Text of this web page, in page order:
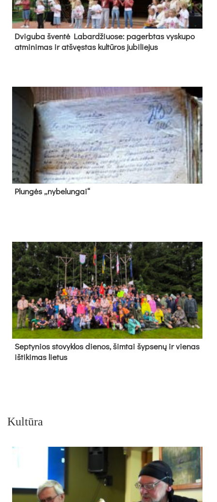
Dvi­gu­ba šven­tė La­bar­džiuo­se: pa­gerb­tas vys­ku­po
at­mi­ni­mas ir at­švęs­tas kul­tū­ros ju­bi­lie­jus
Plun­gės „ny­be­lun­gai“
Sep­ty­nios sto­vyk­los die­nos, šim­tai šyp­se­nų ir vie­nas
iš­ti­ki­mas lie­tus
Kultūra